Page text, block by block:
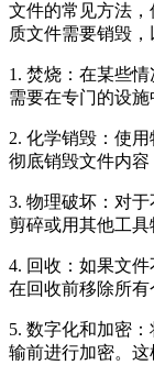
文件的常见方法
质文件需要销毁，
1. 焚烧：在某些
需要在专门的设施
2. 化学销毁：使
彻底销毁文件内容
3. 物理破坏：对
剪碎或用其他工具
4. 回收：如果文
在回收前移除所有
5. 数字化和加密
输前进行加密。